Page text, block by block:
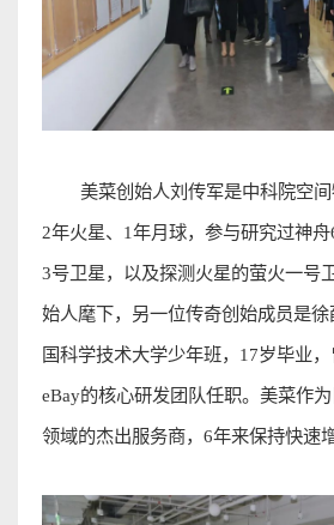
美菜创始人刘传军是中科院空
2年火星、 1年月球，参与研究过神舟
3号卫星，以及探测火星的萤火一号
始人麾下，另一位传奇创始成员是徐
国科学技术大学少年班， 17岁毕业
eBay的核心研发团队任职。美菜作
领域的杰出服务商， 6年来保持快速